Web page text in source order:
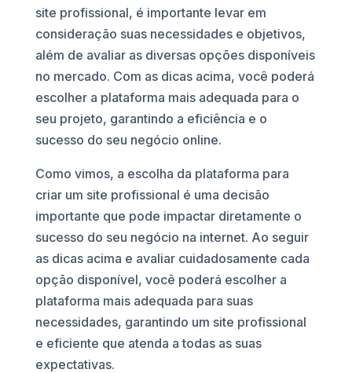
site profissional, é importante levar em
consideração suas necessidades e objetivos,
além de avaliar as diversas opções disponíveis
no mercado. Com as dicas acima, você poderá
escolher a plataforma mais adequada para o
seu projeto, garantindo a eficiência e o
sucesso do seu negócio online.
Como vimos, a escolha da plataforma para
criar um site profissional é uma decisão
importante que pode impactar diretamente o
sucesso do seu negócio na internet. Ao seguir
as dicas acima e avaliar cuidadosamente cada
opção disponível, você poderá escolher a
plataforma mais adequada para suas
necessidades, garantindo um site profissional
e eficiente que atenda a todas as suas
expectativas.